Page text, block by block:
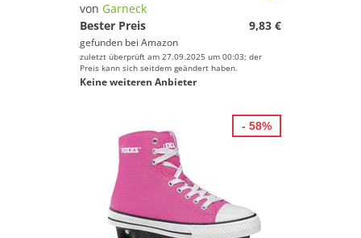
von Garneck
Bester Preis
9,83 €
gefunden bei Amazon
zuletzt überprüft am 27.09.2025 um 00:03; der
Preis kann sich seitdem geändert haben.
Keine weiteren Anbieter
- 58%